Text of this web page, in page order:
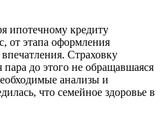
ипотечному кредиту
от этапа оформления
Страховку
до этого не обращавшаяся
анализы и
что семейное здоровье в